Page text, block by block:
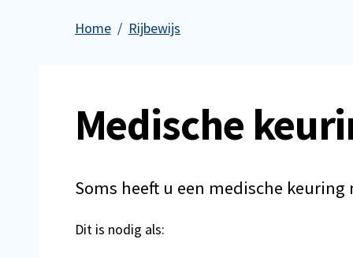
Home Rijbewijs
Medische
Soms heeft u een medische
Dit is nodig als: